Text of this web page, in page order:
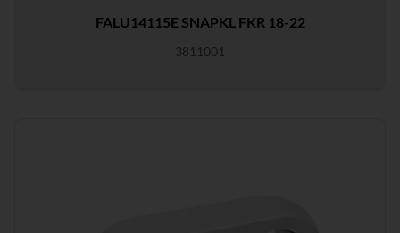
FALU14115E SNAPKL FKR 18-22
3811001